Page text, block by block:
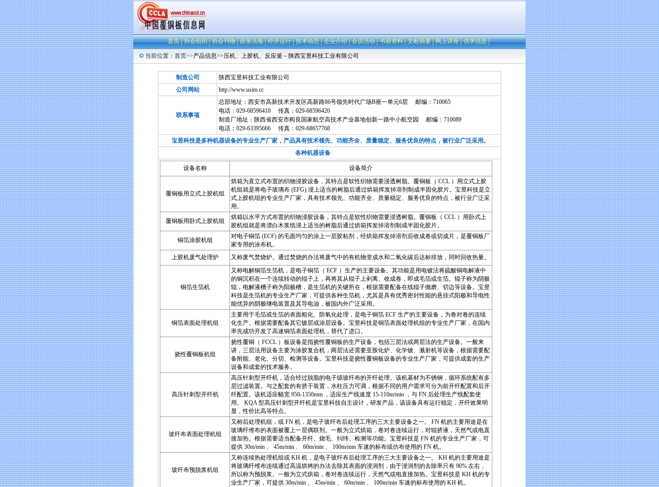
首页│协会组织│协会刊物│政策法规│经济运行│技术动态│企业介绍│会议活动│书籍资料│文献摘要│网上讲座│供求信息│
当前位置： 首页>>产品信息>>压机、上胶机、反应釜－陕西宝昱科技工业有限公司
制造公司
陕西宝昱科技工业有限公司
公司网站
http://www.usim.cc
联系事项
总部地址：西安市高新技术开发区高新路86号领先时代广场B座一单元6层 邮编：710065
电话：029-68596410 传真：029-68596420
制造厂地址：陕西省西安市阎良国家航空高技术产业基地创新一路中小航空园 邮编：710089
电话：029-63395666 传真：029-68657768
宝昱科技是多种机器设备的专业生产厂家，产品具有技术领先、功能齐全、质量稳定、服务优良的特点，被行业广泛采用。
各种机器设备
设备名称 设备简介
覆铜板用立式上胶机组
烘箱为直立式布置的织物浸胶设备，其特点是软性织物需要浸透树脂。覆铜板（ CCL ）用立式上胶
机组就是将电子玻璃布 (EFG) 浸上适当的树脂后通过烘箱挥发掉溶剂制成半固化胶片。宝昱科技是立
式上胶机组的专业生产厂家，具有技术领先、功能齐全、质量稳定、服务优良的特点，被行业广泛采
用。
覆铜板用卧式上胶机组
烘箱以水平方式布置的织物浸胶设备，其特点是软性织物需要浸透树脂。覆铜板（ CCL ）用卧式上
胶机组就是将漂白木浆纸浸上适当的树脂后通过烘箱挥发掉溶剂制成半固化胶片。
铜箔涂胶机组
对电子铜箔 (ECF) 的毛面均匀的涂上一层胶粘剂，经烘箱挥发掉溶剂后收成卷或切成片，是覆铜板厂
家专用的涂布机。
上胶机废气处理炉
又称废气焚烧炉。通过焚烧的办法将废气中的有机物变成水和二氧化碳后达标排放，同时回收热量。
铜箔生箔机
又称电解铜箔生箔机，是电子铜箔（ ECF ）生产的主要设备。其功能是用电镀法将硫酸铜电解液中
的铜沉积在一个连续转动的辊子上，再将其从辊子上剥离、收成卷，即成毛箔或生箔。辊子称为阴极
辊，电解液槽子称为阳极槽，是生箔机的关键所在，根据需要配备在线辊子抛磨、切边等设备。宝昱
科技是生箔机的专业生产厂家，可提供各种生箔机，尤其是具有优秀密封性能的悬挂式阳极和导电性
能优异的阴极继电装置及其导电油，被国内外广泛采用。
铜箔表面处理机组
主要用于毛箔或生箔的表面粗化、防氧化处理，是电子铜箔 ECF 生产的主要设备，为卷对卷的连续
化生产。根据需要配备其它镀层或涂层设备。宝昱科技是铜箔表面处理机组的专业生产厂家，在国内
率先成功开发了高速铜箔表面处理机，替代了进口。
挠性覆铜板机组
挠性覆铜（ FCCL ）板设备是指挠性覆铜板的生产设备，包括三层法或两层法的生产设备。一般来
讲，三层法用设备主要为涂胶复合机，两层法还需要亚胺化炉、化学镀、溅射机等设备，根据需要配
备附能、老化、分切、检测等设备。宝昱科技是挠性覆铜板设备的专业生产厂家，可提供成套的生产
设备和成套的技术服务。
高压针刺型开纤机
高压针刺型开纤机，适合经过脱脂的电子级玻纤布的开纤处理。该机基材为不锈钢，循环系统配有多
层过滤装置。与之配套的有挤干装置，水柱压力可调，根据不同的用户需求可分为前开纤配置和后开
纤配置。该机适应幅宽 950-1350mm ，适应生产线速度 15-110m/min ，与 FN 后处理生产线配套使
用。 KQA 型高压针刺型开纤机是宝昱科技自主设计，研发产品，该设备具有运行稳定，开纤效果明
显，性价比高等特点。
玻纤布表面处理机组
又称后处理机组，或 FN 机，是电子玻纤布后处理工序的三大主要设备之一。 FN 机的主要用途是在
玻璃纤维布的表面被覆上一层偶联剂。一般为立式烘箱，卷对卷连续运行，对辊挤液，天然气或电直
接加热。根据需要适当配备开纤、烧毛、纠纬、检测等功能。宝昱科技是 FN 机的专业生产厂家，可
提供 30m/min 、 45m/min 、 60m/min 、 100m/min 车速的标布或仿布使用的 FN 机。
玻纤布预脱浆机组
又称连续热处理机组或 KH 机，是电子玻纤布后处理工序的三大主要设备之一。 KH 机的主要用途是
将玻璃纤维布连续通过高温烘烤的办法去除其表面的浸润剂，由于浸润剂的去除率只有 90% 左右，
所以称为预脱浆。一般为立式烘箱，卷对卷连续运行，天然气或电直接加热。宝昱科技是 KH 机的专
业生产厂家，可提供 30m/min 、 45m/min 、 60m/min 、 100m/min 车速的标布使用的 KH 机。